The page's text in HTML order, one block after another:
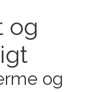
og
og